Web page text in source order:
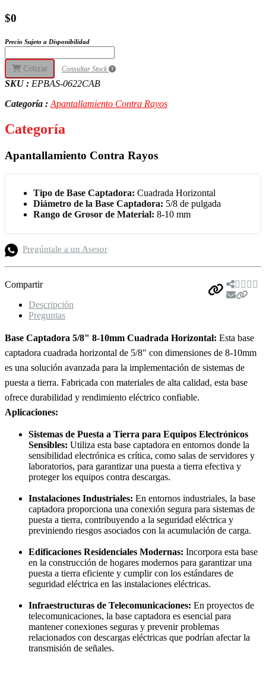
$0
Precio Sujeto a Disponibilidad
Cotizar Consultar Stock
SKU : EPBAS-0622CAB
Categoría :Apantallamiento Contra Rayos
Categoría
Apantallamiento Contra Rayos
Tipo de Base Captadora: Cuadrada Horizontal
Diámetro de la Base Captadora: 5/8 de pulgada
Rango de Grosor de Material: 8-10 mm
Pregúntale a un Asesor
Compartir
Descripción
Preguntas
Base Captadora 5/8" 8-10mm Cuadrada Horizontal: Esta base
captadora cuadrada horizontal de 5/8" con dimensiones de 8-10mm
es una solución avanzada para la implementación de sistemas de
puesta a tierra. Fabricada con materiales de alta calidad, esta base
ofrece durabilidad y rendimiento eléctrico confiable.
Aplicaciones:
Sistemas de Puesta a Tierra para Equipos Electrónicos
Sensibles: Utiliza esta base captadora en entornos donde la
sensibilidad electrónica es crítica, como salas de servidores y
laboratorios, para garantizar una puesta a tierra efectiva y
proteger los equipos contra descargas.
Instalaciones Industriales: En entornos industriales, la base
captadora proporciona una conexión segura para sistemas de
puesta a tierra, contribuyendo a la seguridad eléctrica y
previniendo riesgos asociados con la acumulación de carga.
Edificaciones Residenciales Modernas: Incorpora esta base
en la construcción de hogares modernos para garantizar una
puesta a tierra eficiente y cumplir con los estándares de
seguridad eléctrica en las instalaciones eléctricas.
Infraestructuras de Telecomunicaciones: En proyectos de
telecomunicaciones, la base captadora es esencial para
mantener conexiones seguras y prevenir problemas
relacionados con descargas eléctricas que podrían afectar la
transmisión de señales.